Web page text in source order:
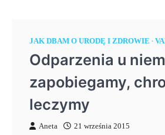
JAK DBAM O URODĘ I ZDROWIE
Odparzenia u
zapobiegamy,
leczymy
Aneta 21 września 2015